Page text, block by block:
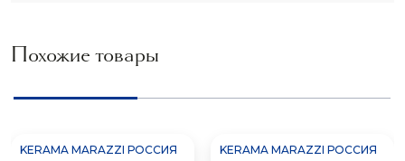
Похожие товары
KERAMA MARAZZI РОССИЯ KERAMA MARAZZI РОССИЯ